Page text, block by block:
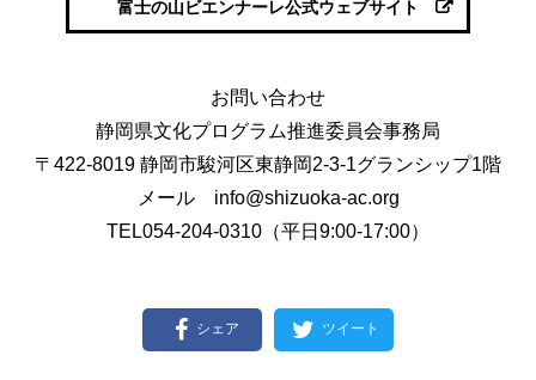
富士の山ビエンナーレ公式ウェブサイト
お問い合わせ
静岡県文化プログラム推進委員会事務局
〒422-8019 静岡市駿河区東静岡2-3-1グランシップ1階
メール info@shizuoka-ac.org
TEL054-204-0310（平日9:00-17:00）
シェア ツイート